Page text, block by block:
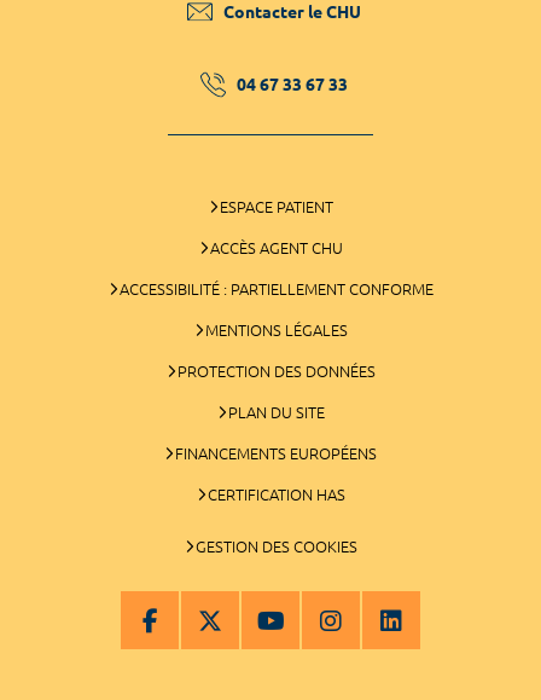
Contacter le CHU
04 67 33 67 33
ESPACE PATIENT
ACCÈS AGENT CHU
ACCESSIBILITÉ : PARTIELLEMENT CONFORME
MENTIONS LÉGALES
PROTECTION DES DONNÉES
PLAN DU SITE
FINANCEMENTS EUROPÉENS
CERTIFICATION HAS
GESTION DES COOKIES